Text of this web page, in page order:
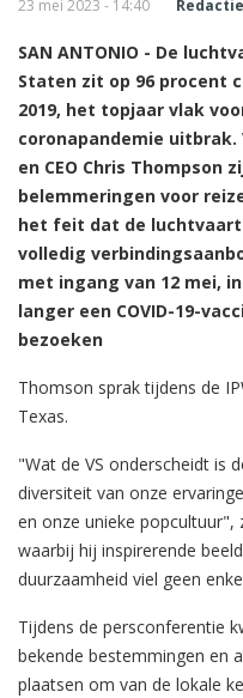
23 mei 2023 - 14:40
SAN ANTONIO - De
Staten zit op 96 procent
2019, het topjaar vlak
coronapandemie uitbrak.
en CEO Chris Thompson
belemmeringen voor
het feit dat de
volledig
met ingang van 12 mei,
langer een COVID-19-
bezoeken
Thomson sprak tijdens de
Texas.
"Wat de VS onderscheidt is
diversiteit van onze
en onze unieke popcultuur",
waarbij hij inspirerende
duurzaamheid viel geen
Tijdens de persconferentie
bekende bestemmingen en
plaatsen om van de lokale